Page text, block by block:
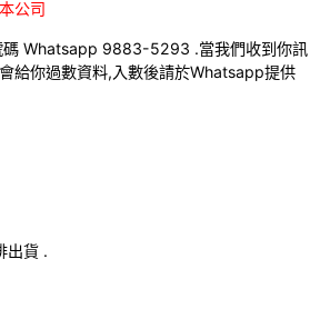
公司
碼 Whatsapp 9883-5293 .當我們收到你訊
給你過數資料,入數後請於Whatsapp提供
出貨 .